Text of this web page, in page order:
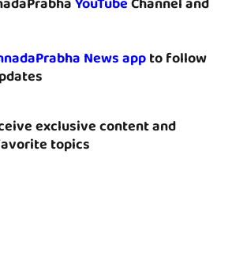
News appto follow
exclusive content and
topics